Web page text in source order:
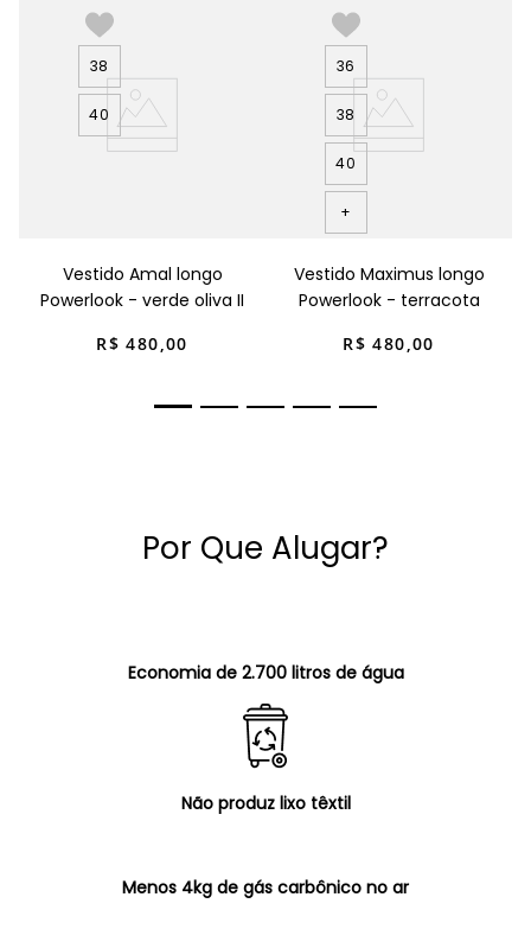
38
40
Vestido Amal longo
Powerlook - verde oliva II
R$ 480,00
36
38
40
+
Vestido Maximus longo
Powerlook - terracota
R$ 480,00
Por Que Alugar?
Economia de 2.700 litros de água
Não produz lixo têxtil
Menos 4kg de gás carbônico no ar